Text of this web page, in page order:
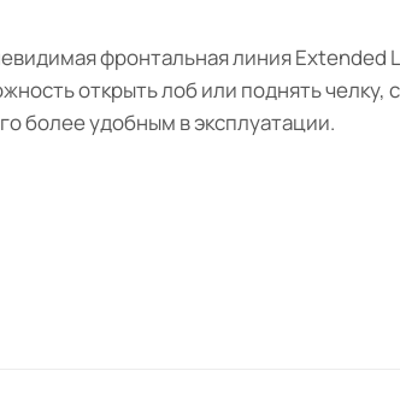
фронтальная линия
открыть лоб или поднять
более удобным в эксплуатации.